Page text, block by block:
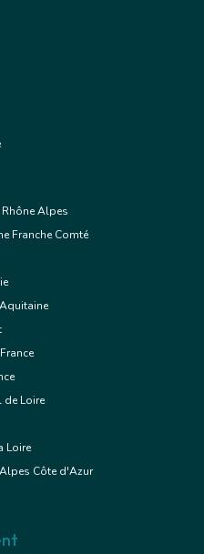
Alpes
Franche Comté
de Loire
Loire
Côte d'Azur